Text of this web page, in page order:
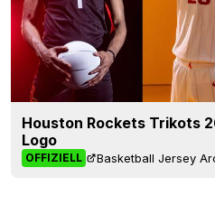
Houston Rockets Trikots
Logo
OFFIZIELL Basketball Jersey